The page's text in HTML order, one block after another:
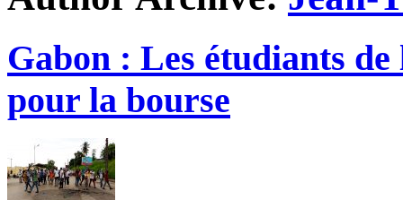
Gabon : Les étudiants
pour la bourse